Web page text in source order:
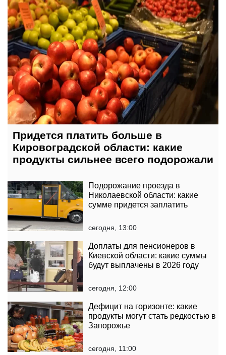
Придется платить больше в
Кировоградской области: какие
продукты сильнее всего подорожали
Подорожание проезда в
Николаевской области: какие
сумме придется заплатить
сегодня, 13:00
Доплаты для пенсионеров в
Киевской области: какие суммы
будут выплачены в 2026 году
сегодня, 12:00
Дефицит на горизонте: какие
продукты могут стать редкостью в
Запорожье
сегодня, 11:00